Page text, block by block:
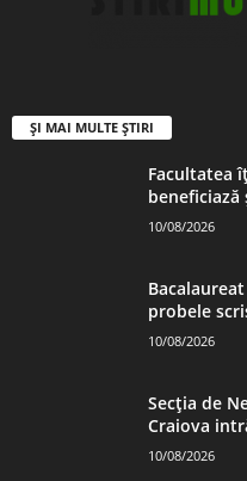
ȘI MAI MULTE ȘTIRI
Facultatea
beneficiază
10/08/2026
probele
10/08/2026
Secția de
Craiova
10/08/2026